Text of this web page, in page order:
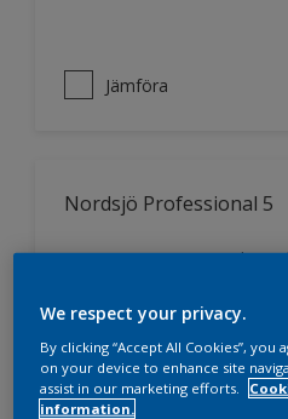
Jämföra
Nordsjö Professional 5
Mycket
We respect your privacy.
By clicking “Accept All Cookies”,
on your device to enhance site
assist in our marketing efforts.
information.